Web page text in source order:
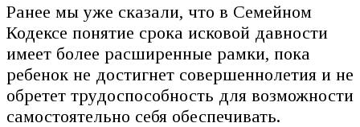
Ранее мы уже сказали, что в Семейном
Кодексе понятие срока исковой давности
имеет более расширенные рамки, пока
ребенок не достигнет совершеннолетия и не
обретет трудоспособность для возможности
самостоятельно себя обеспечивать.